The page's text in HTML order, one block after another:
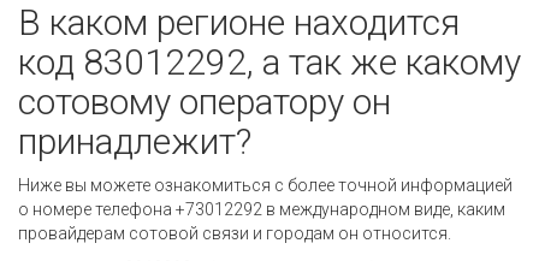
В каком регионе находится
код 83012292, а так же какому
сотовому оператору он
принадлежит?
Ниже вы можете ознакомиться с более точной информацией
о номере телефона +73012292 в международном виде, каким
провайдерам сотовой связи и городам он относится.